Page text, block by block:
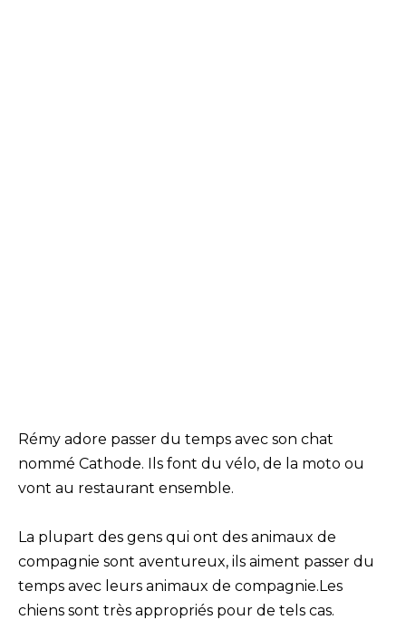
Rémy adore passer du temps avec son chat
nommé Cathode. Ils font du vélo, de la moto ou
vont au restaurant ensemble.
La plupart des gens qui ont des animaux de
compagnie sont aventureux, ils aiment passer du
temps avec leurs animaux de compagnie.Les
chiens sont très appropriés pour de tels cas.